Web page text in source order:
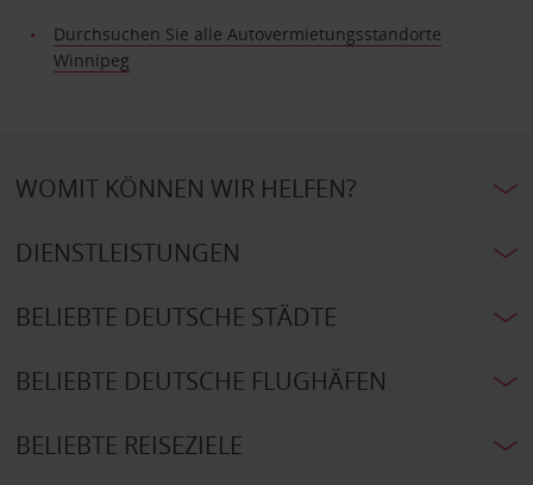
Durchsuchen Sie alle Autovermietungsstandorte
Winnipeg
WOMIT KÖNNEN WIR HELFEN?
DIENSTLEISTUNGEN
BELIEBTE DEUTSCHE STÄDTE
BELIEBTE DEUTSCHE FLUGHÄFEN
BELIEBTE REISEZIELE